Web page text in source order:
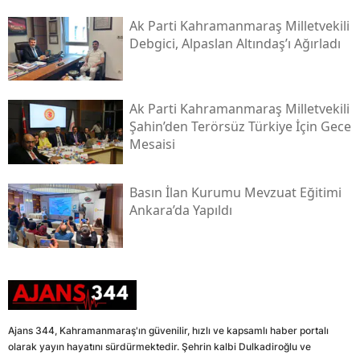
Ak Parti Kahramanmaraş Milletvekili
Debgici, Alpaslan Altındaş’ı Ağırladı
Ak Parti Kahramanmaraş Milletvekili
Şahin’den Terörsüz Türkiye İçin Gece
Mesaisi
Basın İlan Kurumu Mevzuat Eğitimi
Ankara’da Yapıldı
Ajans 344, Kahramanmaraş'ın güvenilir, hızlı ve kapsamlı haber portalı
olarak yayın hayatını sürdürmektedir. Şehrin kalbi Dulkadiroğlu ve